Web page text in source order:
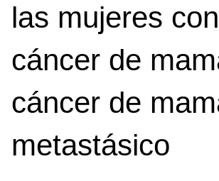
las mujeres con
cáncer de
cáncer de
metastásico